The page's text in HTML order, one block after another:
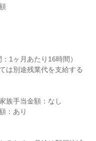
1ヶ月あたり16時間）
は別途残業代を支給する
族手当金額：なし
：あり